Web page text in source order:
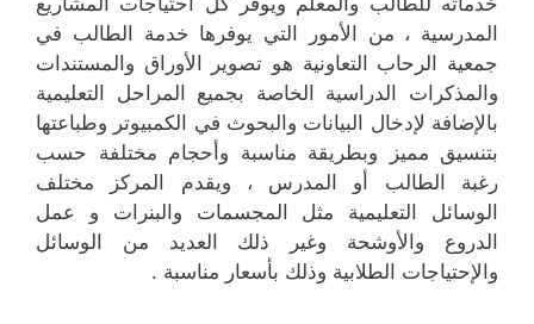
المدرسية ، من الأمور التي يوفرها خدمة الطالب في
جمعية الرحاب التعاونية هو تصوير الأوراق والمستندات
والمذكرات الدراسية الخاصة بجميع المراحل التعليمية
بالإضافة لإدخال البيانات والبحوث في الكمبيوتر وطباعتها
بتنسيق مميز وبطريقة مناسبة وأحجام مختلفة حسب
رغبة الطالب أو المدرس ، ويقدم المركز مختلف
الوسائل التعليمية مثل المجسمات والبنرات و عمل
الدروع والأوشحة وغير ذلك العديد من الوسائل
والإحتياجات الطلابية وذلك بأسعار مناسبة .